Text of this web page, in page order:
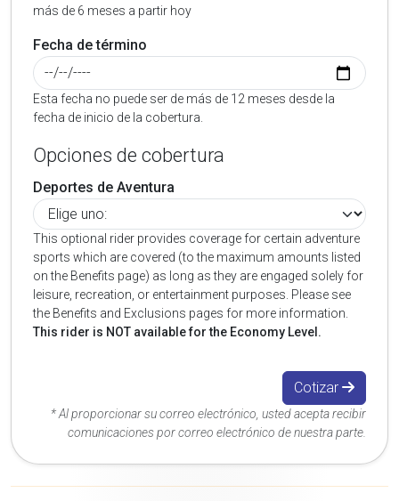
más de 6 meses a partir hoy
Fecha de término
Esta fecha no puede ser de más de 12 meses desde la
fecha de inicio de la cobertura.
Opciones de cobertura
Deportes de Aventura
This optional rider provides coverage for certain adventure
sports which are covered (to the maximum amounts listed
on the Benefits page) as long as they are engaged solely for
leisure, recreation, or entertainment purposes. Please see
the Benefits and Exclusions pages for more information.
This rider is NOT available for the Economy Level.
Cotizar
* Al proporcionar su correo electrónico, usted acepta recibir
comunicaciones por correo electrónico de nuestra parte.